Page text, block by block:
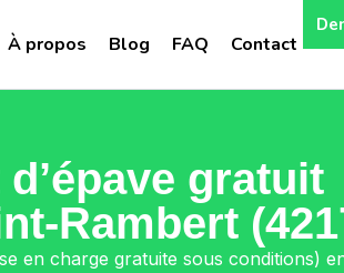
À propos Blog FAQ Contact
gratuit
Rambert
en charge gratuite sous conditions)